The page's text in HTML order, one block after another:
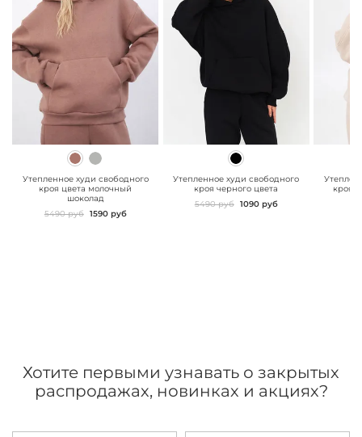
" class="js-prevent-
Утепленное худи свободного
кроя цвета молочный
шоколад
5490 руб 1590 руб
" class="js-prevent-
Утепленное худи свободного
кроя черного цвета
5490 руб 1090 руб
кроя
Хотите первыми узнавать о закрытых
распродажах, новинках и акциях?